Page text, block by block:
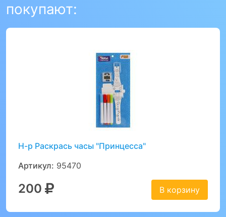
покупают:
Н-р Раскрась часы "Принцесса"
Артикул: 95470
200 В корзину